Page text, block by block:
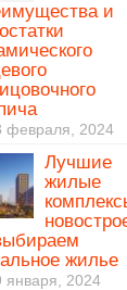
и
февраля, 2024
Лучшие
жилые
жилье
января, 2024